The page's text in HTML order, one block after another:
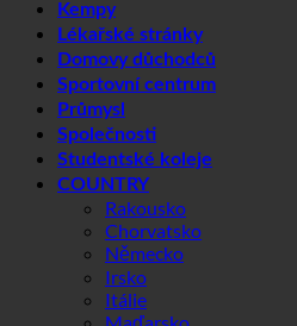
COUNTRY
Rakousko
Chorvatsko
Německo
Irsko
Itálie
Maďarsko
Lucembursko
Lotyšsko
Slovinsko
Jižní Korea
Španělsko
Švýcarsko
Spojené arabské emiráty